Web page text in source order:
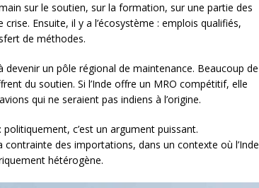
sur le soutien, sur la formation, sur une partie des
Ensuite, il y a l’écosystème : emplois qualifiés,
de méthodes.
un pôle régional de maintenance. Beaucoup de
du soutien. Si l’Inde offre un MRO compétitif, elle
qui ne seraient pas indiens à l’origine.
: politiquement, c’est un argument puissant.
des importations, dans un contexte où l’Inde
hétérogène.